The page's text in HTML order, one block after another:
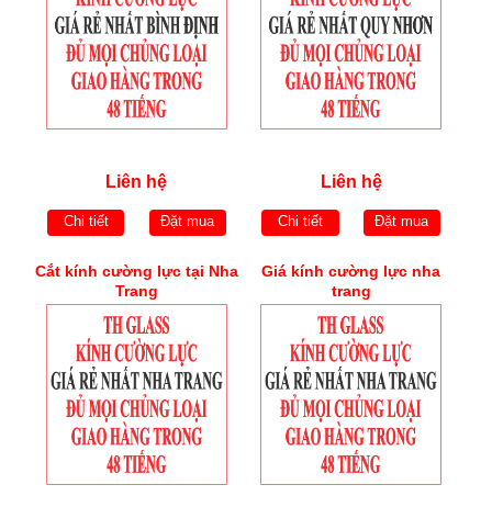
Liên hệ
Chi tiết Đặt mua
Liên hệ
Chi tiết Đặt mua
Cắt kính cường lực tại Nha
Trang
Giá kính cường lực nha
trang